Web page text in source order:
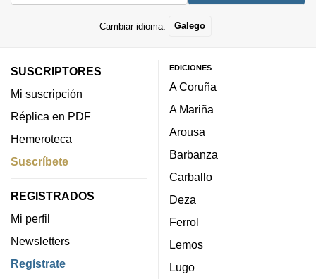
Cambiar idioma: Galego
SUSCRIPTORES
Mi suscripción
Réplica en PDF
Hemeroteca
Suscríbete
REGISTRADOS
Mi perfil
Newsletters
Regístrate
EDICIONES
A Coruña
A Mariña
Arousa
Barbanza
Carballo
Deza
Ferrol
Lemos
Lugo